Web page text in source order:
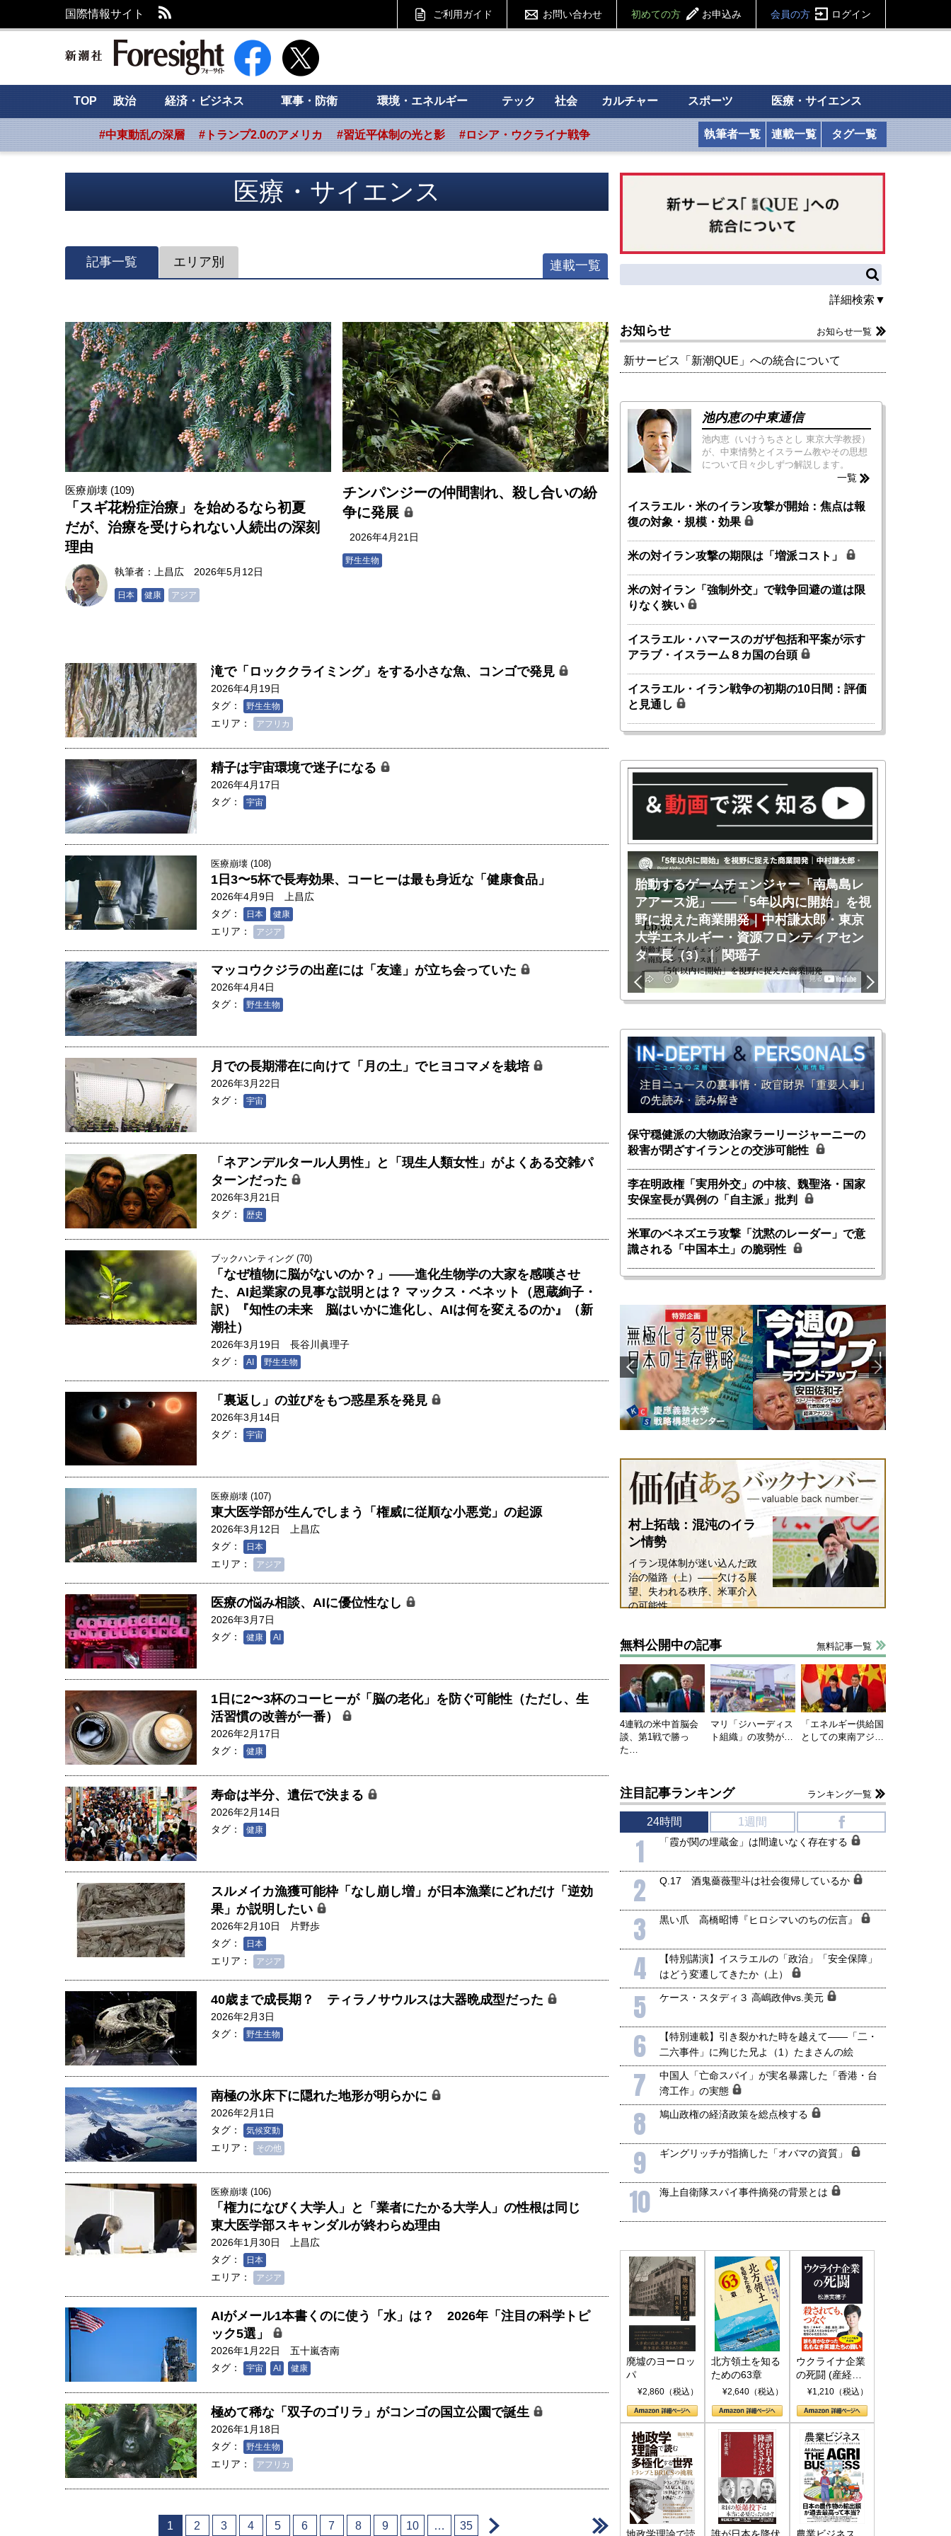
国際情報サイト ご利用ガイド お問い合わせ 初めての方 お申込み 会員の方 ログイン
新潮社 Foresight フォーサイト
TOP 政治 経済・ビジネス 軍事・防衛 環境・エネルギー テック 社会 カルチャー スポーツ 医療・サイエンス
#中東動乱の深層 #トランプ2.0のアメリカ #習近平体制の光と影 #ロシア・ウクライナ戦争 執筆者一覧 連載一覧 タグ一覧
医療・サイエンス
記事一覧 エリア別 連載一覧
医療崩壊 (109)
「スギ花粉症治療」を始めるなら初夏
だが、治療を受けられない人続出の深刻
理由
執筆者： 上昌広 2026年5月12日
日本 健康 アジア
チンパンジーの仲間割れ、殺し合いの紛
争に発展
2026年4月21日
野生生物
滝で「ロッククライミング」をする小さな魚、コンゴで発見
2026年4月19日
タグ：
野生生物
エリア： アフリカ
精子は宇宙環境で迷子になる
2026年4月17日
タグ：
宇宙
医療崩壊 (108)
1日3〜5杯で長寿効果、コーヒーは最も身近な「健康食品」
2026年4月9日
上昌広
タグ：
日本 健康
エリア： アジア
マッコウクジラの出産には「友達」が立ち会っていた
2026年4月4日
タグ：
野生生物
月での長期滞在に向けて「月の土」でヒヨコマメを栽培
2026年3月22日
タグ：
宇宙
「ネアンデルタール人男性」と「現生人類女性」がよくある交雑パ
ターンだった
2026年3月21日
タグ：
歴史
ブックハンティング (70)
「なぜ植物に脳がないのか？」――進化生物学の大家を感嘆させ
た、AI起業家の見事な説明とは？ マックス・ベネット（恩蔵絢子・
訳）『知性の未来 脳はいかに進化し、AIは何を変えるのか』（新
潮社）
2026年3月19日
長谷川眞理子
タグ：
AI 野生生物
「裏返し」の並びをもつ惑星系を発見
2026年3月14日
タグ：
宇宙
医療崩壊 (107)
東大医学部が生んでしまう「権威に従順な小悪党」の起源
2026年3月12日
上昌広
タグ：
日本
エリア： アジア
医療の悩み相談、AIに優位性なし
2026年3月7日
タグ：
健康 AI
1日に2〜3杯のコーヒーが「脳の老化」を防ぐ可能性（ただし、生
活習慣の改善が一番）
2026年2月17日
タグ：
健康
寿命は半分、遺伝で決まる
2026年2月14日
タグ：
健康
スルメイカ漁獲可能枠「なし崩し増」が日本漁業にどれだけ「逆効
果」か説明したい
2026年2月10日
片野歩
タグ：
日本
エリア： アジア
40歳まで成長期？ ティラノサウルスは大器晩成型だった
2026年2月3日
タグ：
野生生物
南極の氷床下に隠れた地形が明らかに
2026年2月1日
タグ：
気候変動
エリア： その他
医療崩壊 (106)
「権力になびく大学人」と「業者にたかる大学人」の性根は同じ
東大医学部スキャンダルが終わらぬ理由
2026年1月30日
上昌広
タグ：
日本
エリア： アジア
AIがメール1本書くのに使う「水」は？ 2026年「注目の科学トピ
ック5選」
2026年1月22日
五十嵐杏南
タグ：
宇宙 AI 健康
極めて稀な「双子のゴリラ」がコンゴの国立公園で誕生
2026年1月18日
タグ：
野生生物
エリア： アフリカ
1 2 3 4 5 6 7 8 9 10 … 35 ＞
詳細検索▼
お知らせ お知らせ一覧
新サービス「新潮QUE」への統合について
池内恵の中東通信
池内恵（いけうちさとし 東京大学教授）
が、中東情勢とイスラーム教やその思想
について日々少しずつ解説します。
一覧
イスラエル・米のイラン攻撃が開始：焦点は報
復の対象・規模・効果
米の対イラン攻撃の期限は「増派コスト」
米の対イラン「強制外交」で戦争回避の道は限
りなく狭い
イスラエル・ハマースのガザ包括和平案が示す
アラブ・イスラーム８カ国の台頭
イスラエル・イラン戦争の初期の10日間：評価
と見通し
人は「地上の太陽」を手にするか 核融
合発電の現在地――実現・普及後の「世
界像」｜江尻晶・東京大学大学院新領域
創成科学研究科教授（4）｜ 関瑶子
胎動するゲームチェンジャー「南鳥島レ
ー長（4）｜ 関瑶子
胎動するゲームチェンジャー「南鳥島レ
アアース泥」――「5年以内に開始」を視
野に捉えた商業開発｜中村謙太郎・東京
大学エネルギー・資源フロンティアセン
ター長（3）｜ 関瑶子
保守穏健派の大物政治家ラーリージャーニーの
殺害が閉ざすイランとの交渉可能性
李在明政権「実用外交」の中核、魏聖洛・国家
安保室長が異例の「自主派」批判
米軍のベネズエラ攻撃「沈黙のレーダー」で意
識される「中国本土」の脆弱性
村上拓哉：混沌のイラ
ン情勢
イラン現体制が迷い込んだ政
治の隘路（上）――欠ける展
望、失われる秩序、米軍介入
の可能性
無料公開中の記事 無料記事一覧
4連戦の米中首脳会
談、第1戦で勝っ
た…
マリ「ジハーディス
ト組織」の攻勢が…
「エネルギー供給国
としての東南アジ…
注目記事ランキング ランキング一覧
24時間 1週間
1 「霞が関の埋蔵金」は間違いなく存在する
2 Q.17 酒鬼薔薇聖斗は社会復帰しているか
3 黒い爪 高橋昭博『ヒロシマいのちの伝言』
4
【特別講演】イスラエルの「政治」「安全保障」
はどう変遷してきたか（上）
5 ケース・スタディ３ 高嶋政伸vs.美元
6
【特別連載】引き裂かれた時を越えて――「二・
二六事件」に殉じた兄よ（1）たまさんの絵
7
中国人「亡命スパイ」が実名暴露した「香港・台
湾工作」の実態
8 鳩山政権の経済政策を総点検する
9 ギングリッチが指摘した「オバマの資質」
10 海上自衛隊スパイ事件摘発の背景とは
廃墟のヨーロッ
パ
¥2,860（税込）
北方領土を知る
ための63章
¥2,640（税込）
ウクライナ企業
の死闘 (産経セ
レクト S 039)
¥1,210（税込）
地政学理論で読 誰が日本を降伏 農業ビジネス